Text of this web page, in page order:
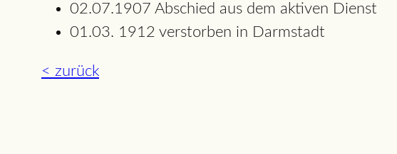
02.07.1907 Abschied aus dem aktiven Dienst
01.03. 1912 verstorben in Darmstadt
< zurück